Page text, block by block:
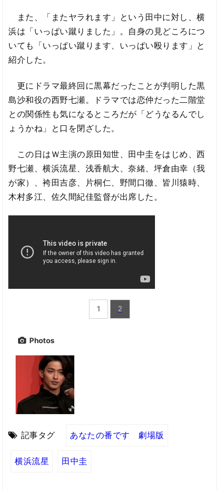
また、「またヤラれます」という田中に対し、横
浜は「いっぱい蹴りました」。自身の見どころにつ
いても「いっぱい蹴ります、いっぱい殴ります」と
紹介した。
更にドラマ最終回に黒幕だったことが判明した黒
島沙和役の西野七瀬。ドラマでは恋仲だった二階堂
との関係性も気になるところだが「どうなるんでし
ょうかね」と口を閉ざした。
この日はＷ主演の原田知世、田中圭をはじめ、西
野七瀬、横浜流星、浅香航大、奈緒、坪倉由幸（我
が家）、袴田吉彦、片桐仁、野間口徹、皆川猿時、
木村多江、佐久間紀佳監督が出席した。
1 2
Photos
記事タグ あなたの番です 劇場版
横浜流星 田中圭